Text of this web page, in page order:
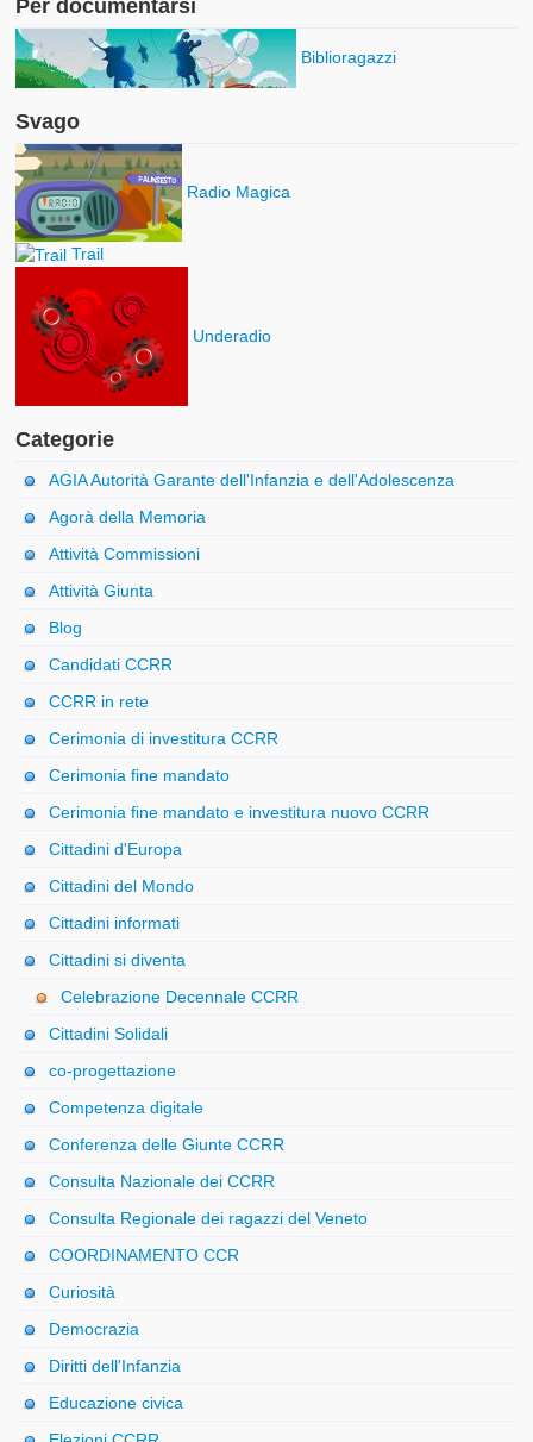
Per documentarsi
Biblioragazzi
Svago
Radio Magica
Trail
Underadio
Categorie
AGIA Autorità Garante dell'Infanzia e dell'Adolescenza
Agorà della Memoria
Attività Commissioni
Attività Giunta
Blog
Candidati CCRR
CCRR in rete
Cerimonia di investitura CCRR
Cerimonia fine mandato
Cerimonia fine mandato e investitura nuovo CCRR
Cittadini d'Europa
Cittadini del Mondo
Cittadini informati
Cittadini si diventa
Celebrazione Decennale CCRR
Cittadini Solidali
co-progettazione
Competenza digitale
Conferenza delle Giunte CCRR
Consulta Nazionale dei CCRR
Consulta Regionale dei ragazzi del Veneto
COORDINAMENTO CCR
Curiosità
Democrazia
Diritti dell'Infanzia
Educazione civica